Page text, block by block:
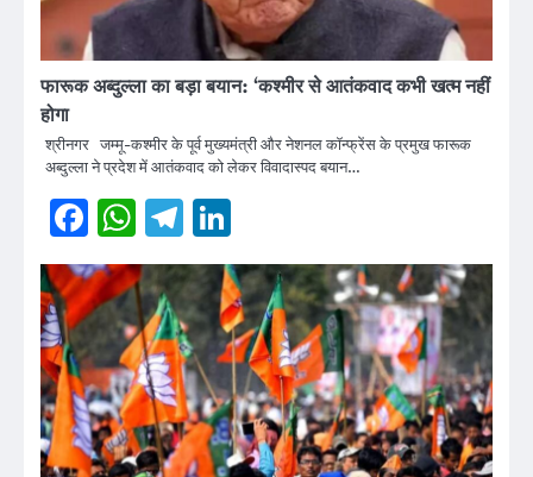
फारूक अब्दुल्ला का बड़ा बयान: ‘कश्मीर से आतंकवाद कभी खत्म नहीं
होगा
श्रीनगर जम्मू-कश्मीर के पूर्व मुख्यमंत्री और नेशनल कॉन्फ्रेंस के प्रमुख फारूक
अब्दुल्ला ने प्रदेश में आतंकवाद को लेकर विवादास्पद बयान…
Facebook
WhatsApp
Telegram